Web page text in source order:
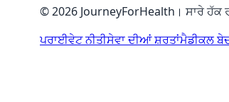
© 2026 JourneyForHealth। ਸਾਰੇ ਹੱਕ
ਪਰਾਈਵੇਟ ਨੀਤੀਸੇਵਾ ਦੀਆਂ ਸ਼ਰਤਾਂਮੈਡੀਕਲ